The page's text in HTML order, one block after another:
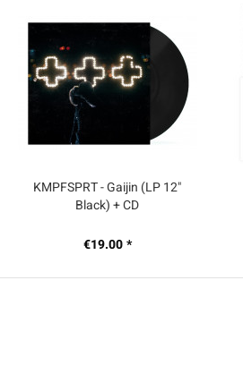
KMPFSPRT - Gaijin (LP 12"
Black) + CD
€19.00 *